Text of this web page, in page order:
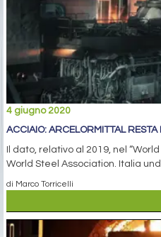
4 giugno 2020
ACCIAIO: ARCELORMITTAL
Il dato, relativo al 2019, nel
World Steel Association. Italia
di Marco Torricelli